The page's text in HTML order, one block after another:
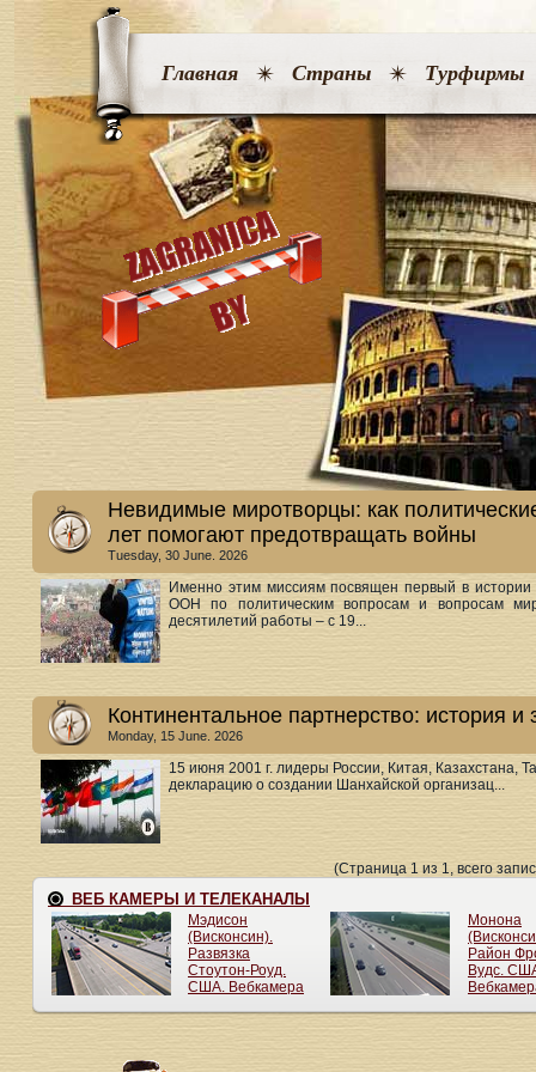
Главная Страны Турфирмы
Невидимые миротворцы: как
лет помогают предотвращать войны
Tuesday, 30 June. 2026
Именно этим миссиям посвящен первый в
ООН по политическим вопросам и вопросам
десятилетий работы – с 19...
Континентальное партнерство: история
Monday, 15 June. 2026
15 июня 2001 г. лидеры России, Китая, Казахстана,
декларацию о создании Шанхайской организац...
(Страница 1 из 1, всего